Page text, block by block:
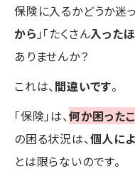
保険に入るかどうか迷っ
から 」「たくさん入った
ありませんか？
これは、 間違いです。
「保険」は、何か困った
の困る状況は、個人に
とは限らないのです。